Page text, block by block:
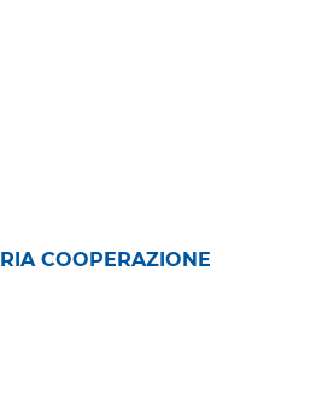
COOPERAZIONE